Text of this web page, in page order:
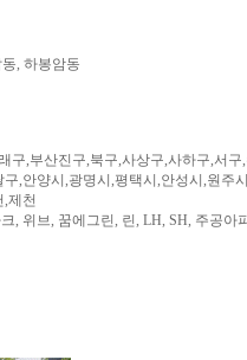
, 하봉암동
구,부산진구,북구,사상구,사하구,서구
,안양시,광명시,평택시,안성시,원주
제천
, 위브, 꿈에그린, 린, LH, SH, 주공아